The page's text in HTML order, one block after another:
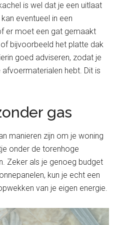
is wel dat je een uitlaat
eventueel in een
er moet een gat gemaakt
bijvoorbeeld het platte dak
goed adviseren, zodat je
hebt. Dit is
gas
manieren zijn om je woning
onder de torenhoge
Zeker als je genoeg budget
kun je echt een
van je eigen energie.